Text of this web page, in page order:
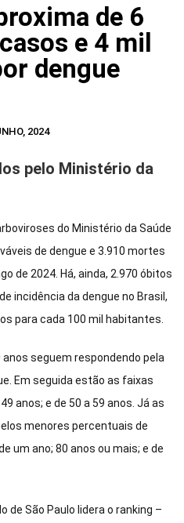
de 6
e 4 mil
dengue
2024
pelo Ministério da
do Ministério da Saúde
de dengue e 3.910 mortes
de 2024. Há, ainda, 2.970 óbitos
incidência da dengue no Brasil,
para cada 100 mil habitantes.
seguem respondendo pela
Em seguida estão as faixas
anos; e de 50 a 59 anos. Já as
menores percentuais de
um ano; 80 anos ou mais; e de
de São Paulo lidera o ranking –